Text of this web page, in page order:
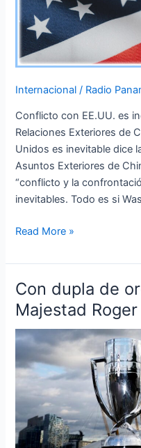
Internacional / Radio
Conflicto con EE.UU. es
Relaciones Exteriores de
Unidos es inevitable dice
Asuntos Exteriores de
“conflicto y la
inevitables. Todo es si
Read More »
Con dupla de
Majestad
Con
dupla
oro
retira
Su
Majestad
Roger
Federer